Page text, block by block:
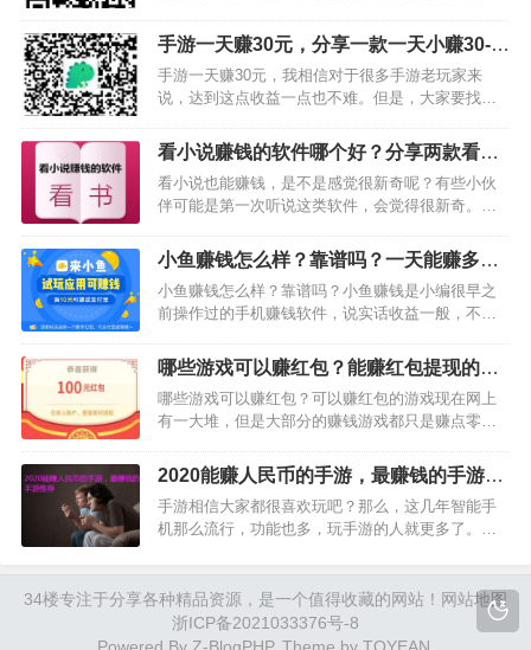
取优惠券之后再上淘宝购买，那可一省好多钱。那
么，淘宝内部优惠券去哪里领取呢？下面小编就马
上告诉大家一款免费领…
手游一天赚30元，分享一款一天小赚30-
50元的小游戏
手游一天赚30元，我相信对于很多手游老玩家来
说，达到这点收益一点也不难。但是，大家要找对
台不给你也是白搭。那么，玩什么手游可以一天小
赚30-50元以上呢？下面小编为大家推荐一款一天小
赚30-50元…
看小说赚钱的软件哪个好？分享两款看小
说一天赚100元的app
看小说也能赚钱，是不是感觉很新奇呢？有些小伙
伴可能是第一次听说这类软件，会觉得很新奇。不
以来有很多人在做。那么，看小说赚钱的软件哪个
好？很多小伙伴不知道下载哪款好，今天小编就给
大家推荐两款比较赚钱…
小鱼赚钱怎么样？靠谱吗？一天能赚多少
钱？
小鱼赚钱怎么样？靠谱吗？小鱼赚钱是小编很早之
前操作过的手机赚钱软件，说实话收益一般，不过
了两次，结果第二天就被封号了，我也没有作弊就
被封号很纳闷，为什么要封我号？难道不能同时提
现两笔？真的好奇葩的…
哪些游戏可以赚红包？能赚红包提现的游
戏推荐
哪些游戏可以赚红包？可以赚红包的游戏现在网上
有一大堆，但是大部分的赚钱游戏都只是赚点零花
有没有不套路的赚钱游戏，那也是有的，我今天给
大家推荐一款能赚红包提现并且没有套路的游戏，
如果大家真想找赚红包…
2020能赚人民币的手游，最赚钱的手游推
荐
手游相信大家都很喜欢玩吧？那么，这几年智能手
机那么流行，功能也多，玩手游的人就更多了。那
选错了，白玩那么长时间。为了让大家能找到最赚
钱的手游玩，今天小编…
34楼专注于分享各种精品资源，是一个值得收藏的网站！ 网站地图
浙ICP备2021033376号-8